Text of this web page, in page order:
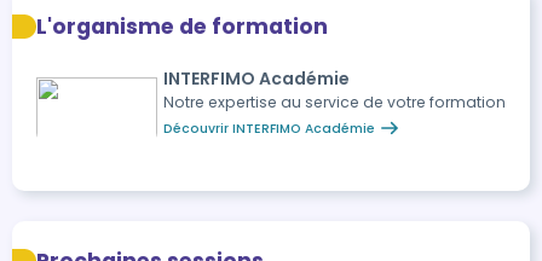
L'organisme de formation
INTERFIMO Académie
Notre expertise au service de votre formation
Découvrir INTERFIMO Académie